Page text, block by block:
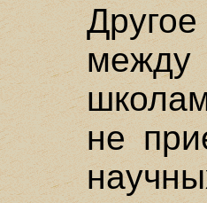
между
не